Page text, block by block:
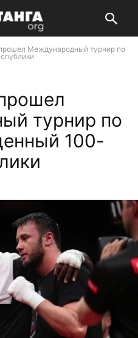
Международный турнир по
турнир по
100-